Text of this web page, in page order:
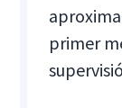
primer